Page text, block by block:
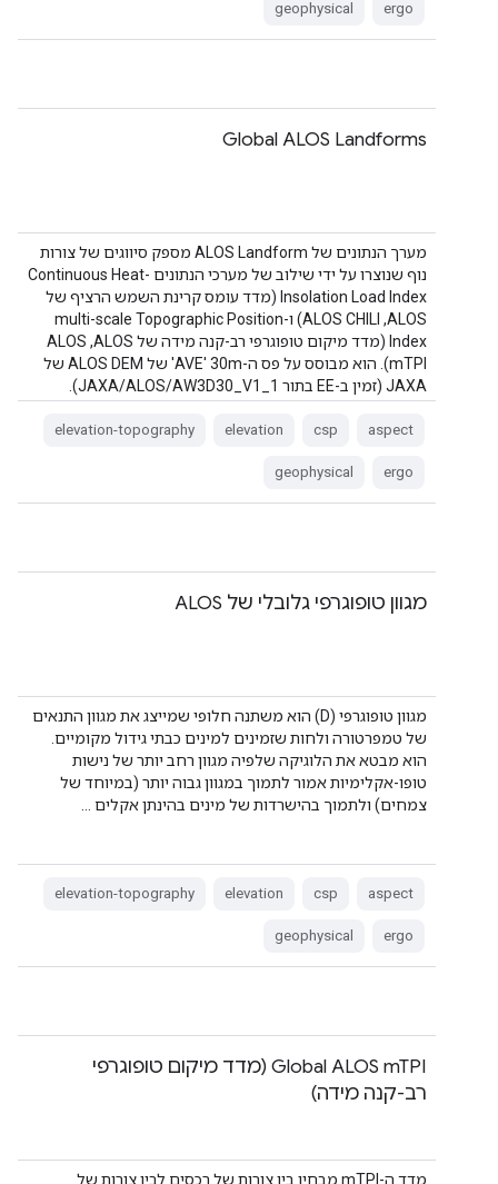
ergo
geophysical
Global ALOS Landforms
מערך הנתונים של ALOS Landform מספק סיווגים של צורות
נוף שנוצרו על ידי שילוב של מערכי הנתונים Continuous Heat-
Insolation Load Index (מדד עומס קרינת השמש הרציף של
ALOS‏, ALOS CHILI) ו-multi-scale Topographic Position
Index (מדד מיקום טופוגרפי רב-קנה מידה של ALOS‏, ALOS
mTPI). הוא מבוסס על פס ה-30m ‏'AVE' של ALOS DEM של
JAXA (זמין ב-EE בתור JAXA/ALOS/AW3D30_V1_1).
aspect
csp
elevation
elevation-topography
ergo
geophysical
מגוון טופוגרפי גלובלי של ALOS
מגוון טופוגרפי (D) הוא משתנה חלופי שמייצג את מגוון התנאים
של טמפרטורה ולחות שזמינים למינים כבתי גידול מקומיים.
הוא מבטא את הלוגיקה שלפיה מגוון רחב יותר של נישות
טופו-אקלימיות אמור לתמוך במגוון גבוה יותר (במיוחד של
צמחים) ולתמוך בהישרדות של מינים בהינתן אקלים …
aspect
csp
elevation
elevation-topography
ergo
geophysical
Global ALOS mTPI (מדד מיקום טופוגרפי
רב-קנה מידה)
מדד ה-mTPI מבחין בין צורות של רכסים לבין צורות של